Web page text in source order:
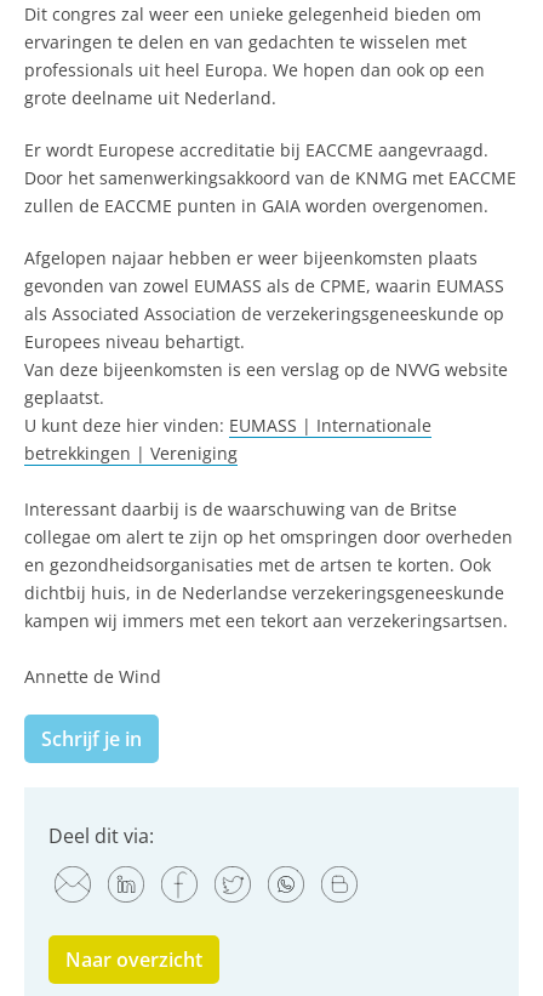
Dit congres zal weer een unieke gelegenheid bieden om
ervaringen te delen en van gedachten te wisselen met
professionals uit heel Europa. We hopen dan ook op een
grote deelname uit Nederland.
Er wordt Europese accreditatie bij EACCME aangevraagd.
Door het samenwerkingsakkoord van de KNMG met EACCME
zullen de EACCME punten in GAIA worden overgenomen.
Afgelopen najaar hebben er weer bijeenkomsten plaats
gevonden van zowel EUMASS als de CPME, waarin EUMASS
als Associated Association de verzekeringsgeneeskunde op
Europees niveau behartigt.
Van deze bijeenkomsten is een verslag op de NVVG website
geplaatst.
U kunt deze hier vinden: EUMASS | Internationale
betrekkingen | Vereniging
Interessant daarbij is de waarschuwing van de Britse
collegae om alert te zijn op het omspringen door overheden
en gezondheidsorganisaties met de artsen te korten. Ook
dichtbij huis, in de Nederlandse verzekeringsgeneeskunde
kampen wij immers met een tekort aan verzekeringsartsen.
Annette de Wind
Schrijf je in
Deel dit via:
Naar overzicht